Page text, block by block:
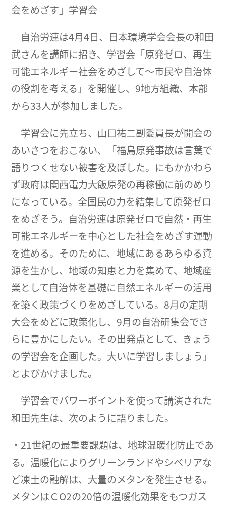
会をめざす」学習会
自治労連は4月4日、日本環境学会会長の和田
武さんを講師に招き、学習会「原発ゼロ、再生
可能エネルギー社会をめざして～市民や自治体
の役割を考える」を開催し、9地方組織、本部
から33人が参加しました。
学習会に先立ち、山口祐二副委員長が開会の
あいさつをおこない、「福島原発事故は言葉で
語りつくせない被害を及ぼした。にもかかわら
ず政府は関西電力大飯原発の再稼働に前のめり
になっている。全国民の力を結集して原発ゼロ
をめざそう。自治労連は原発ゼロで自然・再生
可能エネルギーを中心とした社会をめざす運動
を進める。そのために、地域にあるあらゆる資
源を生かし、地域の知恵と力を集めて、地域産
業として自治体を基礎に自然エネルギーの活用
を築く政策づくりをめざしている。8月の定期
大会をめどに政策化し、9月の自治研集会でさ
らに豊かにしたい。その出発点として、きょう
の学習会を企画した。大いに学習しましょう」
とよびかけました。
学習会でパワーポイントを使って講演された
和田先生は、次のように語りました。
・21世紀の最重要課題は、地球温暖化防止であ
る。温暖化によりグリーンランドやシベリアな
ど凍土の融解は、大量のメタンを発生させる。
メタンはＣО2の20倍の温暖化効果をもつガス